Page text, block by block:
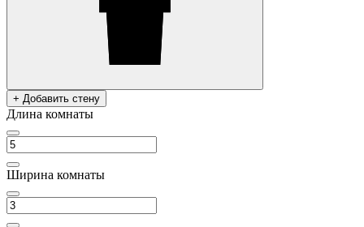
+ Добавить стену
Длина комнаты
Ширина комнаты